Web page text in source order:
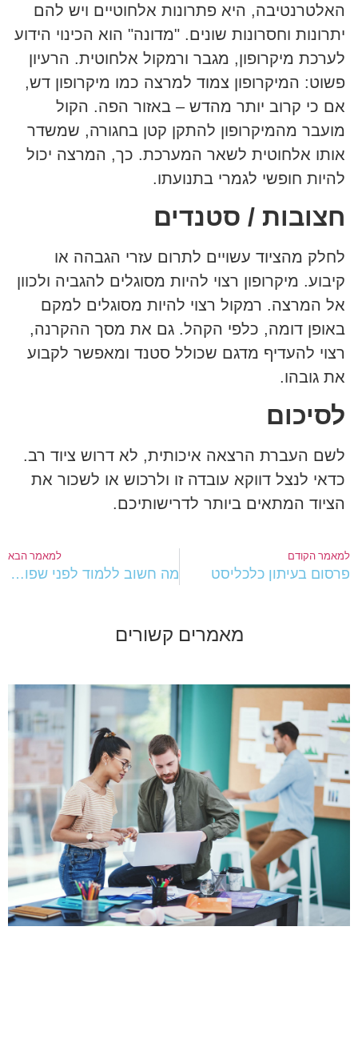
האלטרנטיבה, היא פתרונות אלחוטיים ויש להם
יתרונות וחסרונות שונים. "מדונה" הוא הכינוי הידוע
לערכת מיקרופון, מגבר ורמקול אלחוטית. הרעיון
פשוט: המיקרופון צמוד למרצה כמו מיקרופון דש,
אם כי קרוב יותר מהדש – באזור הפה. הקול
מועבר מהמיקרופון להתקן קטן בחגורה, שמשדר
אותו אלחוטית לשאר המערכת. כך, המרצה יכול
להיות חופשי לגמרי בתנועתו.
חצובות / סטנדים
לחלק מהציוד עשויים לתרום עזרי הגבהה או
קיבוע. מיקרופון רצוי להיות מסוגלים להגביה ולכוון
אל המרצה. רמקול רצוי להיות מסוגלים למקם
באופן דומה, כלפי הקהל. גם את מסך ההקרנה,
רצוי להעדיף מדגם שכולל סטנד ומאפשר לקבוע
את גובהו.
לסיכום
לשם העברת הרצאה איכותית, לא דרוש ציוד רב.
כדאי לנצל דווקא עובדה זו ולרכוש או לשכור את
הציוד המתאים ביותר לדרישותיכם.
הקודם
בעיתון כלכליסט
למאמר הבא
מה חשוב ללמוד לפני שפותחים עסק?
מאמרים קשורים